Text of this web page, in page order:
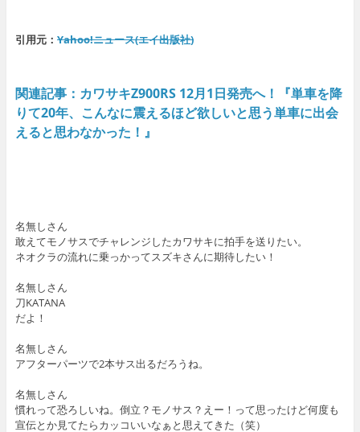
引用元： Yahoo!ニュース(エイ出版社)
関連記事：カワサキZ900RS 12月1日発売へ！『単車を降
りて20年、こんなに震えるほど欲しいと思う単車に出会
えると思わなかった！』
名無しさん
敢えてモノサスでチャレンジしたカワサキに拍手を送りたい。
ネオクラの流れに乗っかってスズキさんに期待したい！
名無しさん
刀KATANA
だよ！
名無しさん
アフターパーツで2本サス出るだろうね。
名無しさん
慣れって恐ろしいね。倒立？モノサス？えー！って思ったけど何度も
宣伝とか見てたらカッコいいなぁと思えてきた（笑）